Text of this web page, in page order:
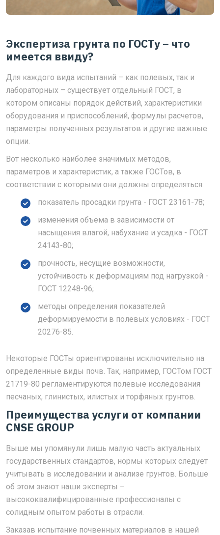
Экспертиза грунта по ГОСТу – что
имеется ввиду?
Для каждого вида испытаний – как полевых, так и
лабораторных – существует отдельный ГОСТ, в
котором описаны порядок действий, характеристики
оборудования и приспособлений, формулы расчетов,
параметры полученных результатов и другие важные
опции.
Вот несколько наиболее значимых методов,
параметров и характеристик, а также ГОСТов, в
соответствии с которыми они должны определяться:
показатель просадки грунта - ГОСТ 23161-78;
изменения объема в зависимости от
насыщения влагой, набухание и усадка - ГОСТ
24143-80;
прочность, несущие возможности,
устойчивость к деформациям под нагрузкой -
ГОСТ 12248-96;
методы определения показателей
деформируемости в полевых условиях - ГОСТ
20276-85.
Некоторые ГОСТы ориентированы исключительно на
определенные виды почв. Так, например, ГОСТом ГОСТ
21719-80 регламентируются полевые исследования
песчаных, глинистых, илистых и торфяных грунтов.
Преимущества услуги от компании
CNSE GROUP
Выше мы упомянули лишь малую часть актуальных
государственных стандартов, нормы которых следует
учитывать в исследовании и анализе грунтов. Больше
об этом знают наши эксперты –
высококвалифицированные профессионалы с
солидным опытом работы в отрасли.
Заказав испытание почвенных материалов в нашей